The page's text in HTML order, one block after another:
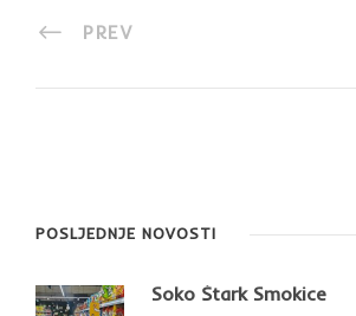
PREV
POSLJEDNJE NOVOSTI
Soko Štark Smokice